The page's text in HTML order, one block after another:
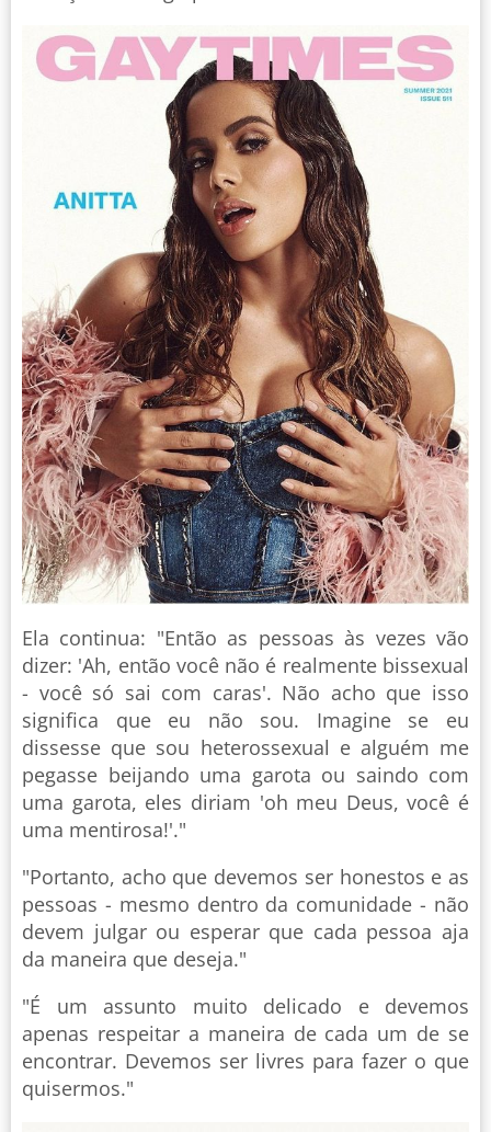
Ela continua: "Então as pessoas às vezes vão
dizer: 'Ah, então você não é realmente bissexual
- você só sai com caras'. Não acho que isso
significa que eu não sou. Imagine se eu
dissesse que sou heterossexual e alguém me
pegasse beijando uma garota ou saindo com
uma garota, eles diriam 'oh meu Deus, você é
uma mentirosa!'."
"Portanto, acho que devemos ser honestos e as
pessoas - mesmo dentro da comunidade - não
devem julgar ou esperar que cada pessoa aja
da maneira que deseja."
"É um assunto muito delicado e devemos
apenas respeitar a maneira de cada um de se
encontrar. Devemos ser livres para fazer o que
quisermos."